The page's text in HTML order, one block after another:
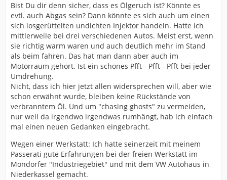
Bist Du dir denn sicher, dass es Ölgeruch ist? Könnte es
evtl. auch Abgas sein? Dann könnte es sich auch um einen
sich losgerüttelten undichten Injektor handeln. Hatte ich
mittlerweile bei drei verschiedenen Autos. Meist erst, wenn
sie richtig warm waren und auch deutlich mehr im Stand
als beim fahren. Das hat man dann aber auch im
Motorraum gehört. Ist ein schönes Pfft - Pfft - Pfft bei jeder
Umdrehung.
Nicht, dass ich hier jetzt allen widersprechen will, aber wie
schon erwähnt wurde, bleiben keine Rückstände von
verbranntem Öl. Und um "chasing ghosts" zu vermeiden,
nur weil da irgendwo irgendwas rumhängt, hab ich einfach
mal einen neuen Gedanken eingebracht.
Wegen einer Werkstatt: Ich hatte seinerzeit mit meinem
Passerati gute Erfahrungen bei der freien Werkstatt im
Mondorfer "Industriegebiet" und mit dem VW Autohaus in
Niederkassel gemacht.